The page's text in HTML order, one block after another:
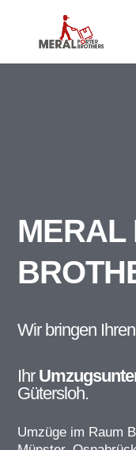
MERAL
Wir bringen Ihren
Ihr
Gütersloh.
Umzüge im Raum